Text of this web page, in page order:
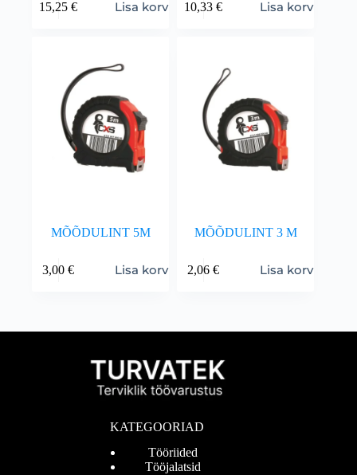
15,25€ Lisa korvi 10,33€ Lisa korvi
MÕÕDULINT 5M
3,00€ Lisa korvi
MÕÕDULINT 3 M
2,06€ Lisa korvi
KATEGOORIAD
Tööriided
Tööjalatsid